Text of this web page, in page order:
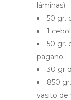
láminas)
50 gr.
1
50 gr.
pagano
30 gr
850
vasito de